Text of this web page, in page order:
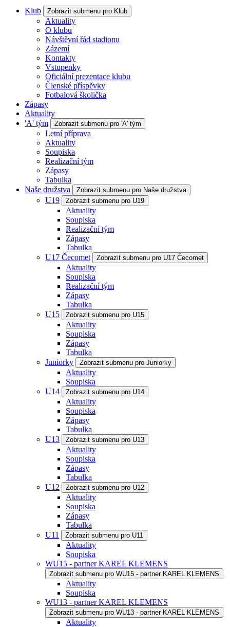
Klub Zobrazit submenu pro Klub
Aktuality
O klubu
Návštěvní řád stadionu
Zázemí
Kontakty
Vstupenky
Oficiální prezentace klubu
Členské příspěvky
Fotbalová školička
Zápasy
Aktuality
'A' tým
Zobrazit submenu pro 'A' tým
Letní příprava
Aktuality
Soupiska
Realizační tým
Zápasy
Tabulka
Naše družstva
Zobrazit submenu pro Naše družstva
U19 Zobrazit submenu pro U19
Aktuality
Soupiska
Realizační tým
Zápasy
Tabulka
U17 Čecomet
Zobrazit submenu pro U17 Čecomet
Aktuality
Soupiska
Realizační tým
Zápasy
Tabulka
U15
Zobrazit submenu pro U15
Aktuality
Soupiska
Zápasy
Tabulka
Juniorky
Zobrazit submenu pro Juniorky
Aktuality
Soupiska
U14
Zobrazit submenu pro U14
Aktuality
Soupiska
Zápasy
Tabulka
U13
Zobrazit submenu pro U13
Aktuality
Soupiska
Zápasy
Tabulka
U12
Zobrazit submenu pro U12
Aktuality
Soupiska
Zápasy
Tabulka
U11
Zobrazit submenu pro U11
Aktuality
Soupiska
WU15 - partner KAREL KLEMENS
Zobrazit submenu pro WU15 - partner KAREL KLEMENS
Aktuality
Soupiska
WU13 - partner KAREL KLEMENS
Zobrazit submenu pro WU13 - partner KAREL KLEMENS
Aktuality